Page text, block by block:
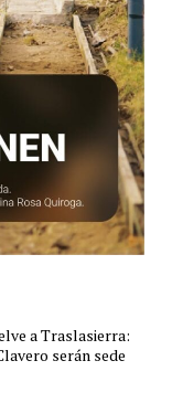
a Traslasierra:
serán sede